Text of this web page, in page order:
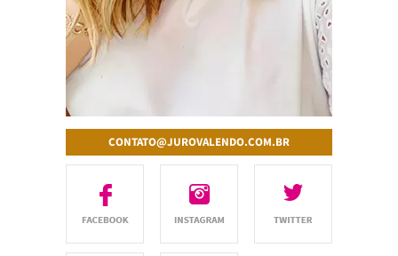
CONTATO@JUROVALENDO.COM.BR